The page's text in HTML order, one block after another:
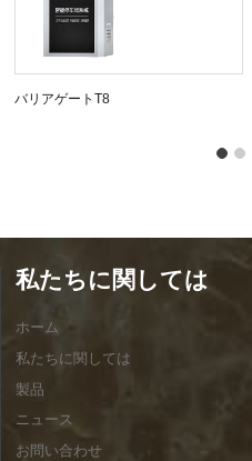
バリアゲートT8
私たちに関しては
ホーム
私たちに関しては
製品
ニュース
お問い合わせ